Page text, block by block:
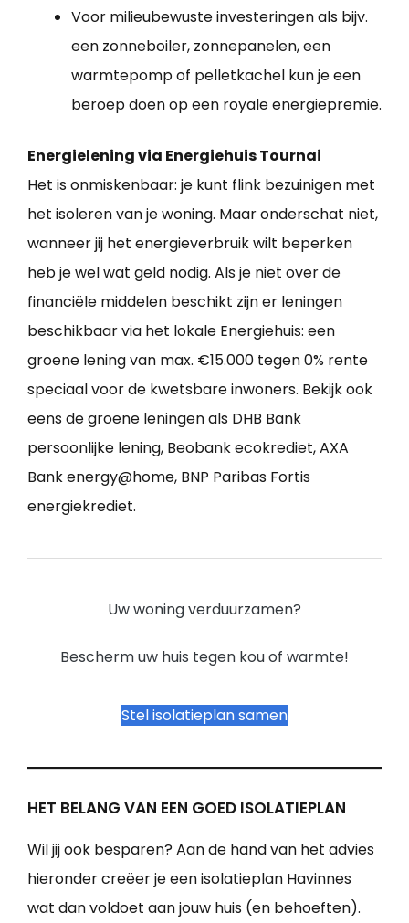
Voor milieubewuste investeringen als bijv.
een zonneboiler, zonnepanelen, een
warmtepomp of pelletkachel kun je een
beroep doen op een royale energiepremie.
Energielening via Energiehuis Tournai
Het is onmiskenbaar: je kunt flink bezuinigen met
het isoleren van je woning. Maar onderschat niet,
wanneer jij het energieverbruik wilt beperken
heb je wel wat geld nodig. Als je niet over de
financiële middelen beschikt zijn er leningen
beschikbaar via het lokale Energiehuis: een
groene lening van max. €15.000 tegen 0% rente
speciaal voor de kwetsbare inwoners. Bekijk ook
eens de groene leningen als DHB Bank
persoonlijke lening, Beobank ecokrediet, AXA
Bank energy@home, BNP Paribas Fortis
energiekrediet.
Uw woning verduurzamen?
Bescherm uw huis tegen kou of warmte!
Stel isolatieplan samen
HET BELANG VAN EEN GOED ISOLATIEPLAN
Wil jij ook besparen? Aan de hand van het advies
hieronder creëer je een isolatieplan Havinnes
wat dan voldoet aan jouw huis (en behoeften).